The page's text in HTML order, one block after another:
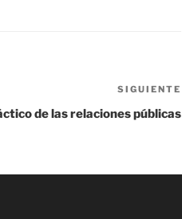
SIGUIENTE
de las relaciones públicas